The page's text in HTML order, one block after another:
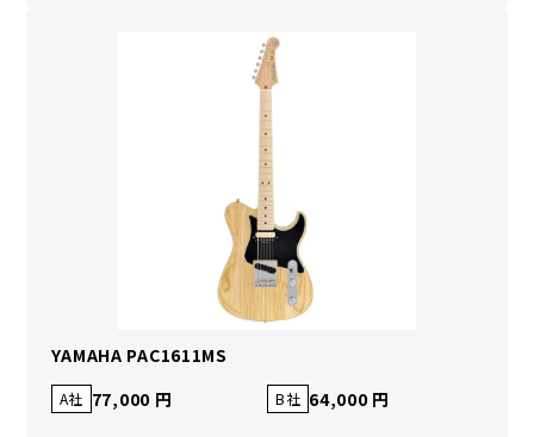
YAMAHA PAC1611MS
A社 77,000 円 B社 64,000 円